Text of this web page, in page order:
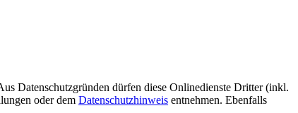
Datenschutzgründen dürfen diese Onlinedienste Dritter (inkl.
oder dem Datenschutzhinweis entnehmen. Ebenfalls